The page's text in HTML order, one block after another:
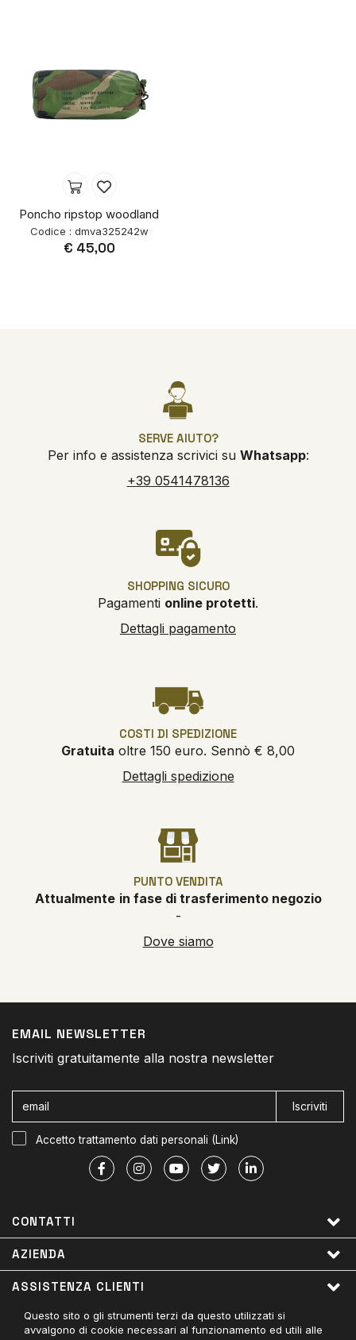
Poncho ripstop woodland
Codice : dmva325242w
€ 45,00
SERVE AIUTO?
Per info e assistenza scrivici su Whatsapp:
+39 0541478136
SHOPPING SICURO
Pagamenti online protetti.
Dettagli pagamento
COSTI DI SPEDIZIONE
Gratuita oltre 150 euro. Sennò € 8,00
Dettagli spedizione
PUNTO VENDITA
Attualmente in fase di trasferimento negozio
-
Dove siamo
EMAIL NEWSLETTER
Iscriviti gratuitamente alla nostra newsletter
Iscriviti
Accetto trattamento dati personali (Link)
CONTATTI
AZIENDA
ASSISTENZA CLIENTI
LINK UTILI
Questo sito o gli strumenti terzi da questo utilizzati si
avvalgono di cookie necessari al funzionamento ed utili alle